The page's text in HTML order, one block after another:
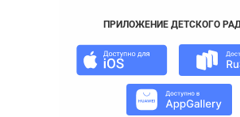
ПРИЛОЖЕНИЕ ДЕТСКОГО